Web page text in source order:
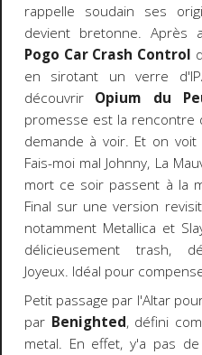
rappelle soudain ses
devient bretonne. Après
Pogo Car Crash Control
en sirotant un verre
découvrir Opium du
promesse est la rencontre
demande à voir. Et on voit
Fais-moi mal Johnny, La
mort ce soir passent à la
Final sur une version
notamment Metallica et
délicieusement trash,
Joyeux. Idéal pour
Petit passage par l'Altar
par Benighted, défini
metal. En effet, y'a pas